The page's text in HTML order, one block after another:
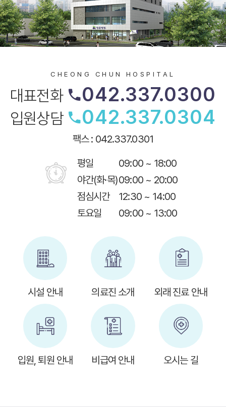
CHEONG CHUN HOSPITAL
대표전화 042.337.0300
입원상담 042.337.0304
팩스 : 042.337.0301
평일
09:00 ~ 18:00
야간(화·목)09:00 ~ 20:00
점심시간
12:30 ~ 14:00
토요일
09:00 ~ 13:00
시설 안내 의료진 소개 외래 진료 안내
입원, 퇴원 안내 비급여 안내 오시는 길